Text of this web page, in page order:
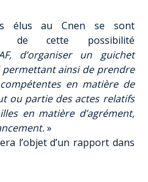
élus au Cnen se sont
de cette possibilité
d’organiser un guichet
ainsi de prendre
en matière de
ou partie des actes relatifs
en matière d’agrément,
»
l’objet d’un rapport dans